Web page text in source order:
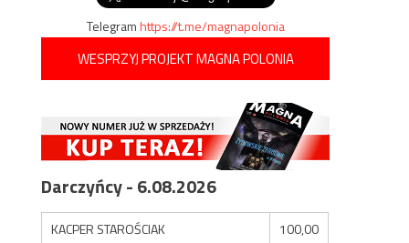
Telegramhttps://t.me/magnapolonia
WESPRZYJ PROJEKT MAGNA POLONIA
Darczyńcy - 6.08.2026
KACPER STAROŚCIAK
100,00